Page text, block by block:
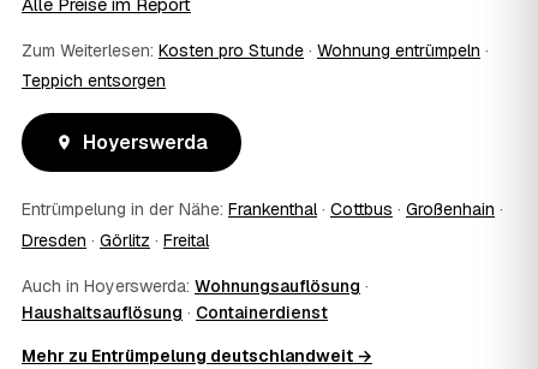
einem vom Amt veranlassten Umzug. Wichtig: Den Antrag
und holen die Kostenübernahme schriftlich ein. AWL
Zentrum vermittelt die Entrümpler, entscheidet aber nicht
über die Kostenübernahme.
08
Bekomme ich einen Entsorgungsnachweis?
Ja. Die Partner entsorgen über zugelassene Höfe und
wichtig zum Beispiel für Vermieter, Nachlassverwaltung
oder die eigene Dokumentation.
Nicht zwingend. Viele Kunden in Hoyerswerda sind nur
zur Übergabe und zum Abschluss vor Ort; den genauen
Ablauf — etwa die Schlüsselübergabe — stimmen Sie
Zum Weiterlesen: Kosten pro Stunde · Wohnung entrümpeln ·
Teppich entsorgen
Hoyerswerda
Entrümpelung in der Nähe: Frankenthal· Cottbus · Großenhain ·
Dresden · Görlitz · Freital
Auch in Hoyerswerda: Wohnungsauflösung ·
Haushaltsauflösung · Containerdienst
Mehr zu Entrümpelung deutschlandweit →